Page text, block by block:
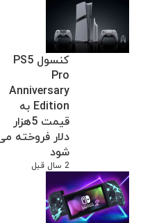
کنسول PS5
Pro
Anniversary
Edition به
قیمت 5هزار
دلار فروخته
شود
2 سال قبل